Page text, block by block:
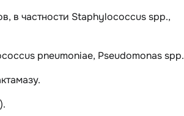
в частности Staphylococcus spp.,
pneumoniae, Pseudomonas spp.